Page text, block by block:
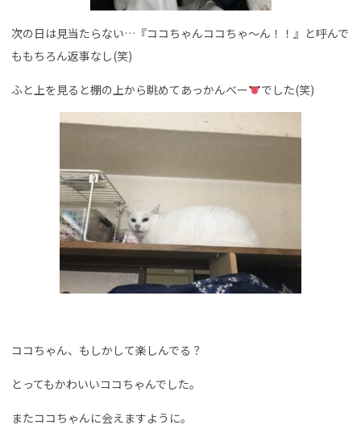
次の日は見当たらない…『ココちゃんココちゃ～ん！！』と呼んで
ももちろん返事なし(笑)
ふと上を見ると棚の上から眺めてあっかんべー でした(笑)
ココちゃん、もしかして楽しんでる？
とってもかわいいココちゃんでした。
またココちゃんに会えますように。